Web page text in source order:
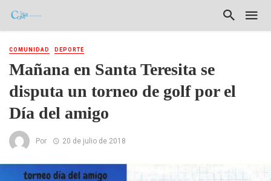
COMUNIDAD DEPORTE
Mañana en Santa Teresita se
disputa un torneo de golf por el
Día del amigo
Por 20 de julio de 2018